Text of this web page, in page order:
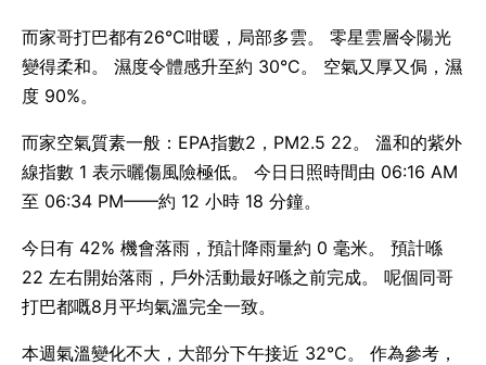
而家哥打巴都有26°C咁暖，局部多雲。 零星雲層令陽光
變得柔和。 濕度令體感升至約 30°C。 空氣又厚又侷，濕
度 90%。
而家空氣質素一般：EPA指數2，PM2.5 22。 溫和的紫外
線指數 1 表示曬傷風險極低。 今日日照時間由 06:16 AM
至 06:34 PM——約 12 小時 18 分鐘。
今日有 42% 機會落雨，預計降雨量約 0 毫米。 預計喺
22 左右開始落雨，戶外活動最好喺之前完成。 呢個同哥
打巴都嘅8月平均氣溫完全一致。
本週氣溫變化不大，大部分下午接近 32°C。 作為參考，